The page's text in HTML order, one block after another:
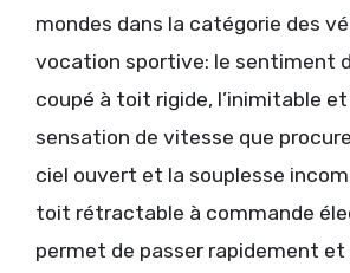
mondes dans la catégorie des
vocation sportive: le sentiment
coupé à toit rigide, l’inimitable
sensation de vitesse que
ciel ouvert et la souplesse
toit rétractable à commande
permet de passer rapidement